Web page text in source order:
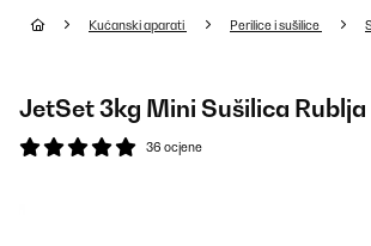
Kućanski aparati Perilice i sušilice
JetSet 3kg Mini Sušilica Rublja
36 ocjene